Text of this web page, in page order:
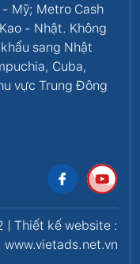
Mỹ; Metro Cash
- Nhật. Không
sang Nhật
Cuba,
vực Trung Đông
Thiết kế website :
www.vietads.net.vn